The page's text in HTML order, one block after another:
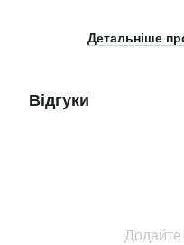
Детальніше
Відгуки
Додайте